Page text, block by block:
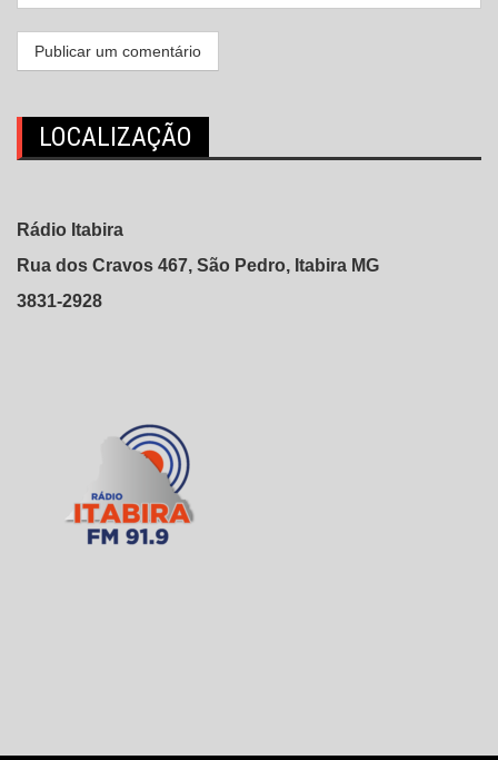
LOCALIZAÇÃO
Rádio Itabira
Rua dos Cravos 467, São Pedro, Itabira MG
3831-2928